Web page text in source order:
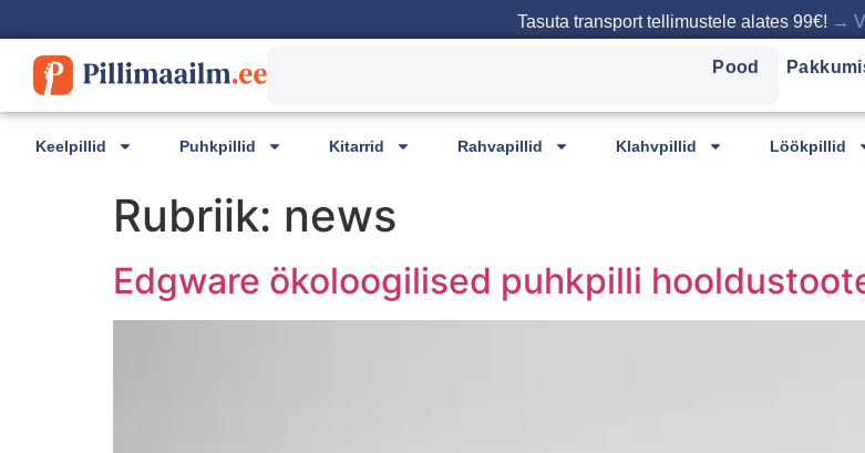
Tasuta transport tellimustele alates 99€! →
Pood
Keelpillid Puhkpillid Kitarrid Rahvapillid Klahvpillid Löökpillid
Rubriik: news
Edgware ökoloogilised puhkpilli